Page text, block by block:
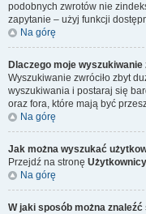
podobnych zwrotów nie
zapytanie – użyj funkcji
Na górę
Dlaczego moje
Wyszukiwanie zwróciło zbyt
wyszukiwania i postaraj się
oraz fora, które mają być
Na górę
Jak można wyszukać
Przejdź na stronę Użytkownicy
Na górę
W jaki sposób można